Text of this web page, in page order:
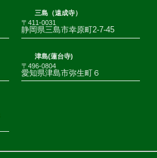
三島（遠成寺）
〒411-0031
静岡県三島市幸原町2-7-45
津島(蓮台寺)
〒496-0804
愛知県津島市弥生町６